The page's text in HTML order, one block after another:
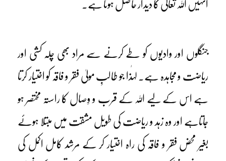
انہیں اللہ تعالیٰ کا دیدار حاصل ہوتا ہے۔
جنگلوں اور وادیوں کو طے کرنے سے مراد بھی چلہ کشی اور
ریاضت و مجاہدہ ہے۔ لہٰذا جو طالبِ مولیٰ فقر و فاقہ کو اختیار کرتا
ہے اس کے لیے اللہ کے قرب و وِصال کا راستہ مختصر ہو
جاتاہے اور وہ زہد و ریاضت کی طویل مشقت میں مبتلا ہوئے
بغیر محض فقر و فاقہ کی راہ اختیار کر کے مرشد کامل اکمل کی